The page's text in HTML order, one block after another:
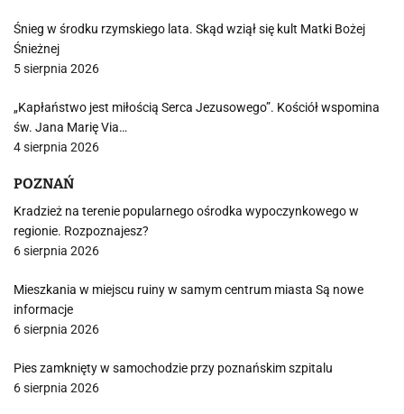
Śnieg w środku rzymskiego lata. Skąd wziął się kult Matki Bożej
Śnieżnej
5 sierpnia 2026
„Kapłaństwo jest miłością Serca Jezusowego”. Kościół wspomina
św. Jana Marię Via…
4 sierpnia 2026
POZNAŃ
Kradzież na terenie popularnego ośrodka wypoczynkowego w
regionie. Rozpoznajesz?
6 sierpnia 2026
Mieszkania w miejscu ruiny w samym centrum miasta Są nowe
informacje
6 sierpnia 2026
Pies zamknięty w samochodzie przy poznańskim szpitalu
6 sierpnia 2026